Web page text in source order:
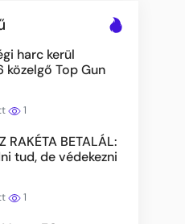
harc kerül
közelgő Top Gun
1
RAKÉTA BETALÁL:
tud, de védekezni
1